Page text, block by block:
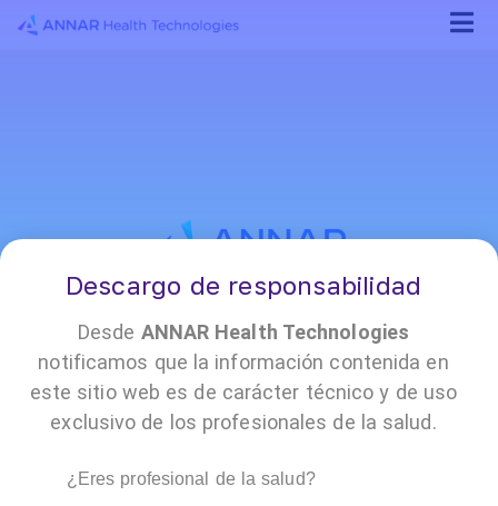
¡Conócenos!
Reporte
•
Encuesta
satisfacción
•
Annar
•
Contacto
•
Políticas
documentación
•
Trabaja
nosotros
•
Prensa
Descargo de responsabilidad
Desde ANNAR Health Technologies
notificamos que la información contenida en
este sitio web es de carácter técnico y de uso
exclusivo de los profesionales de la salud.
¿Eres profesional de la salud?